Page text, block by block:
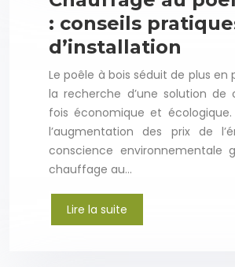
: conseils
d’installation
Le poêle à bois séduit de plus en
la recherche d’une solution
fois économique et
l’augmentation des prix de
conscience environnementale
chauffage au…
Lire la suite